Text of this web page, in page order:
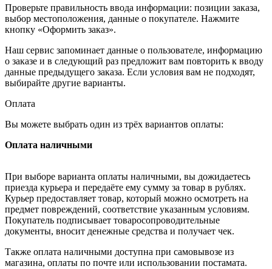
Проверьте правильность ввода информации: позиции заказа,
выбор местоположения, данные о покупателе. Нажмите
кнопку «Оформить заказ».
Наш сервис запоминает данные о пользователе, информацию
о заказе и в следующий раз предложит вам повторить к вводу
данные предыдущего заказа. Если условия вам не подходят,
выбирайте другие варианты.
Оплата
Вы можете выбрать один из трёх вариантов оплаты:
Оплата наличными
При выборе варианта оплаты наличными, вы дожидаетесь
приезда курьера и передаёте ему сумму за товар в рублях.
Курьер предоставляет товар, который можно осмотреть на
предмет повреждений, соответствие указанным условиям.
Покупатель подписывает товаросопроводительные
документы, вносит денежные средства и получает чек.
Также оплата наличными доступна при самовывозе из
магазина, оплаты по почте или использовании постамата.